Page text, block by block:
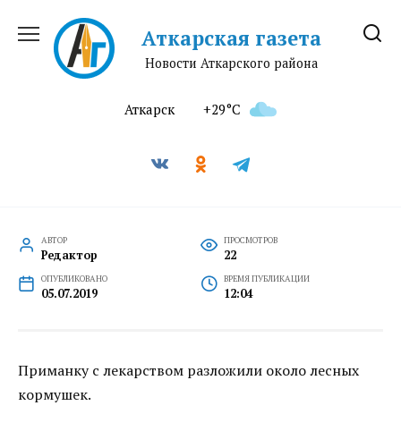
содержанию
Аткарская газета
Новости Аткарского района
Аткарск +29°C
АВТОР
Редактор
ПРОСМОТРОВ
22
ОПУБЛИКОВАНО
05.07.2019
ВРЕМЯ ПУБЛИКАЦИИ
12:04
Приманку с лекарством разложили около лесных
кормушек.